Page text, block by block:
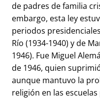
de padres de familia
embargo, esta ley
periodos
Río (1934-1940) y de
1946). Fue Miguel
de 1946, quien
aunque mantuvo la
religión en las escuelas